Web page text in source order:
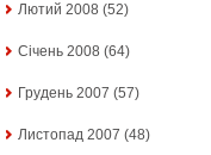
Лютий 2008 (52)
Січень 2008 (64)
Грудень 2007 (57)
Листопад 2007 (48)